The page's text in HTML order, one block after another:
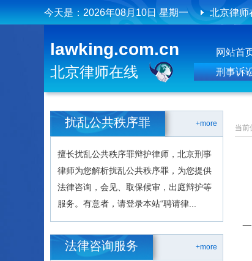
今天是： 2026年08月10日 星期一 北京律师
北京律师
lawking.com.cn
北京律师在线
网站首
刑事诉
+more
扰乱公共秩序罪
擅长扰乱公共秩序罪辩护律师，北京刑事
律师为您解析扰乱公共秩序罪，为您提供
法律咨询，会见、取保候审，出庭辩护等
服务。有意者，请登录本站“聘请律...
+more
法律咨询服务
当前
一
伪